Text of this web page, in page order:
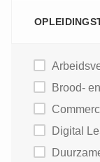
Brood-
Digital